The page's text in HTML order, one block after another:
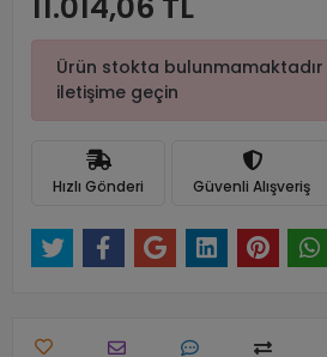
Ürün stokta
iletişime geçin
Hızlı Gönderi Güvenli Alışveriş